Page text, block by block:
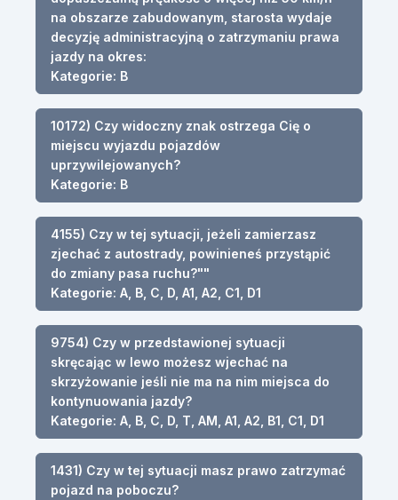
na obszarze zabudowanym, starosta wydaje
decyzję administracyjną o zatrzymaniu prawa
jazdy na okres:
Kategorie: B
10172) Czy widoczny znak ostrzega Cię o
miejscu wyjazdu pojazdów
uprzywilejowanych?
Kategorie: B
4155) Czy w tej sytuacji, jeżeli zamierzasz
zjechać z autostrady, powinieneś przystąpić
do zmiany pasa ruchu?""
Kategorie: A, B, C, D, A1, A2, C1, D1
9754) Czy w przedstawionej sytuacji
skręcając w lewo możesz wjechać na
skrzyżowanie jeśli nie ma na nim miejsca do
kontynuowania jazdy?
Kategorie: A, B, C, D, T, AM, A1, A2, B1, C1, D1
1431) Czy w tej sytuacji masz prawo zatrzymać
pojazd na poboczu?